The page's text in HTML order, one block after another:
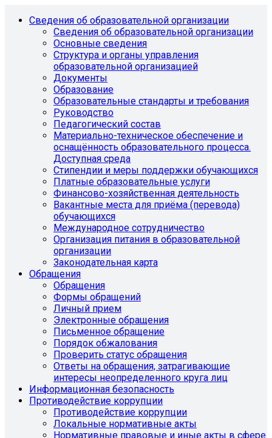
Сведения об образовательной организации
Сведения об образовательной организации
Основные сведения
Структура и органы управления
образовательной организацией
Документы
Образование
Образовательные стандарты и требования
Руководство
Педагогический состав
Материально-техническое обеспечение и
оснащённость образовательного процесса.
Доступная среда
Стипендии и меры поддержки обучающихся
Платные образовательные услуги
Финансово-хозяйственная деятельность
Вакантные места для приёма (перевода)
обучающихся
Международное сотрудничество
Организация питания в образовательной
организации
Законодательная карта
Обращения
Обращения
Формы обращений
Личный прием
Электронные обращения
Письменное обращение
Порядок обжалования
Проверить статус обращения
Ответы на обращения, затрагивающие
интересы неопределенного круга лиц
Информационная безопасность
Противодействие коррупции
Противодействие коррупции
Локальные нормативные акты
Нормативные правовые и иные акты в сфере